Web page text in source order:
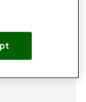
o alho